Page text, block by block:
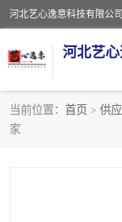
河北艺
当前位置： 首页 > 供
家